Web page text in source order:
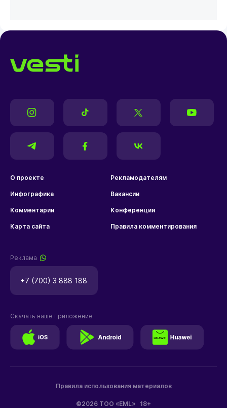
О проекте Рекламодателям
Инфографика Вакансии
Комментарии Конференции
Карта сайта Правила комментирования
Реклама
+7 (700) 3 888 188
©2026 ТОО «EML» 18+
Правила использования материалов
Скачать наше приложение